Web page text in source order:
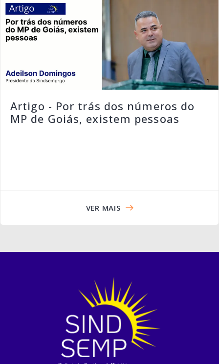
Artigo - Por trás dos números do
MP de Goiás, existem pessoas
VER MAIS